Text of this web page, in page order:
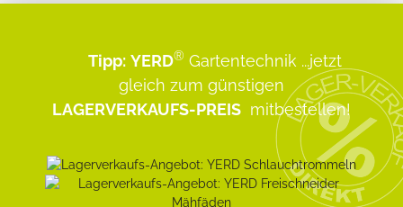
Tipp: YERD® Gartentechnik ...jetzt
gleich zum günstigen
LAGERVERKAUFS-PREIS mitbestellen!